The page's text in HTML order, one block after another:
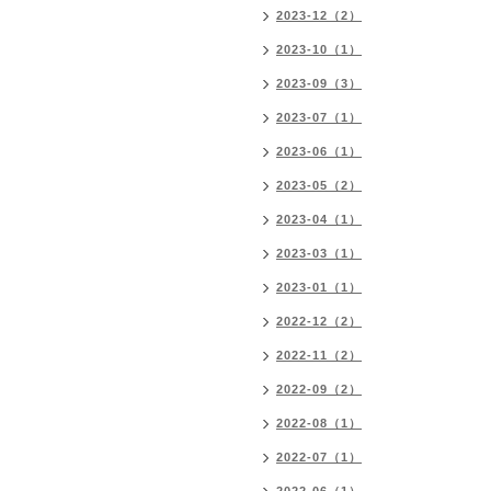
2023-12（2）
2023-10（1）
2023-09（3）
2023-07（1）
2023-06（1）
2023-05（2）
2023-04（1）
2023-03（1）
2023-01（1）
2022-12（2）
2022-11（2）
2022-09（2）
2022-08（1）
2022-07（1）